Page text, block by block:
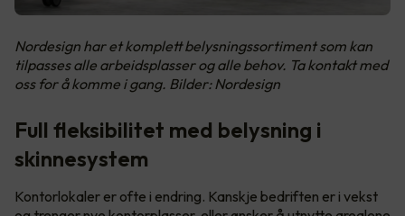
Nordesign har et komplett belysningssortiment som kan
tilpasses alle arbeidsplasser og alle behov. Ta kontakt med
oss for å komme i gang. Bilder: Nordesign
Full fleksibilitet med belysning i
skinnesystem
Kontorlokaler er ofte i endring. Kanskje bedriften er i vekst